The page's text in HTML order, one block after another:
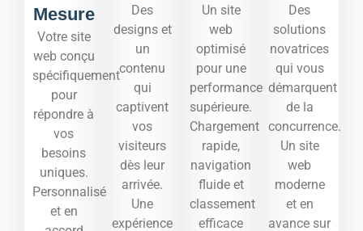
Mesure
Votre site
web conçu
spécifiquement
pour
répondre à
vos
besoins
uniques.
Personnalisé
et en
Des
designs et
un
contenu
qui
captivent
vos
visiteurs
dès leur
arrivée.
Une
expérience
Un site
web
optimisé
pour une
performance
supérieure.
Chargement
rapide,
navigation
fluide et
classement
efficace
Des
solutions
novatrices
qui vous
démarquent
de la
concurrence.
Un site
web
moderne
et en
avance sur